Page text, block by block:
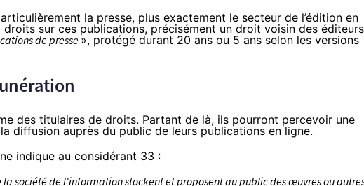
la presse, plus exactement le secteur de l’édition en
droits sur ces publications, précisément un droit voisin des éditeurs
de presse», protégé durant 20 ans ou 5 ans selon les versions
des titulaires de droits. Partant de là, ils pourront percevoir une
diffusion auprès du public de leurs publications en ligne.
indique au considérant 33 :
la société de l'information stockent et proposent au public des œuvres ou